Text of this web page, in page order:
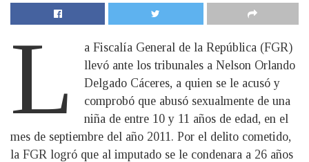
L
a Fiscalía General de la República (FGR)
llevó ante los tribunales a Nelson Orlando
Delgado Cáceres, a quien se le acusó y
comprobó que abusó sexualmente de una
niña de entre 10 y 11 años de edad, en el
mes de septiembre del año 2011. Por el delito cometido,
la FGR logró que al imputado se le condenara a 26 años